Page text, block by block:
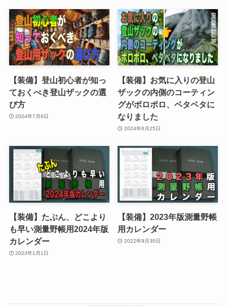
【装備】登山初心者が知っ
ておくべき登山ザックの選
び方
2024年7月6日
【装備】お気に入りの登山
ザックの内側のコーティン
グがボロボロ、ベタベタに
なりました
2024年6月25日
【装備】たぶん、どこより
も早い測量野帳用2024年版
カレンダー
2023年1月1日
【装備】2023年版測量野帳
用カレンダー
2022年9月30日